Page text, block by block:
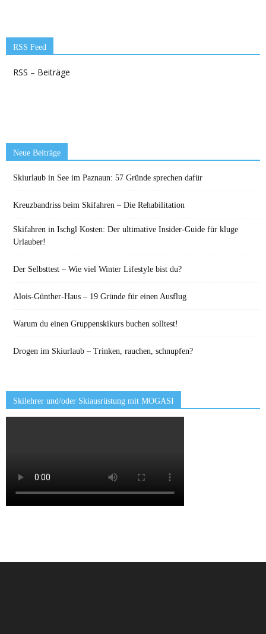
RSS Feed
RSS – Beiträge
Neue Beiträge
Skiurlaub in See im Paznaun: 57 Gründe sprechen dafür
Kreuzbandriss beim Skifahren – Die Rehabilitation
Skifahren in Ischgl Kosten: Der ultimative Insider-Guide für kluge
Urlauber!
Der Selbsttest – Wie viel Winter Lifestyle bist du?
Alois-Günther-Haus – 19 Gründe für einen Ausflug
Warum du einen Gruppenskikurs buchen solltest!
Drogen im Skiurlaub – Trinken, rauchen, schnupfen?
Skilehrer und/oder Skiausrüstung mit MOGASI